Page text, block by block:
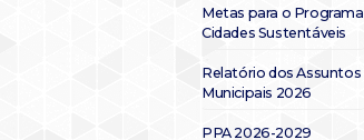
Metas para o Programa
Cidades Sustentáveis
Relatório dos Assuntos
Municipais 2026
PPA 2026-2029